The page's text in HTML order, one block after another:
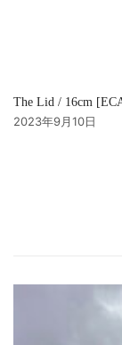
The Lid / 16cm
2023年9月10日